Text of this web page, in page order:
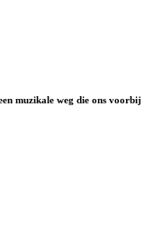
muzikale weg die ons voorbij